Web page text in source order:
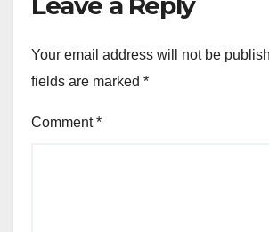
Your email address will not be
fields are marked *
Comment*